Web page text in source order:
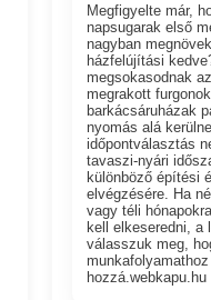
Megfigyelte már,
napsugarak első
nagyban
házfelújítási
megsokasodnak
megrakott
barkácsáruházak
nyomás alá
időpontválasztás
tavaszi-nyári
különböző építési
elvégzésére. Ha
vagy téli
kell elkeseredni, a
válasszuk meg,
hozzá.webkapu.hu